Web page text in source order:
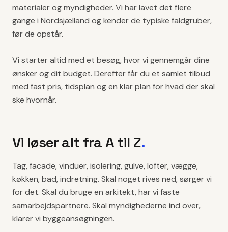
materialer og myndigheder. Vi har lavet det flere
gange i Nordsjælland og kender de typiske faldgruber,
før de opstår.
Vi starter altid med et besøg, hvor vi gennemgår dine
ønsker og dit budget. Derefter får du et samlet tilbud
med fast pris, tidsplan og en klar plan for hvad der skal
ske hvornår.
Vi løser alt fra A til Z.
Tag, facade, vinduer, isolering, gulve, lofter, vægge,
køkken, bad, indretning. Skal noget rives ned, sørger vi
for det. Skal du bruge en arkitekt, har vi faste
samarbejdspartnere. Skal myndighederne ind over,
klarer vi byggeansøgningen.